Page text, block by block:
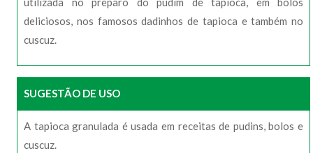
deliciosos, nos famosos dadinhos de tapioca e também no
cuscuz.
SUGESTÃO DE USO
A tapioca granulada é usada em receitas de pudins, bolos e
cuscuz.